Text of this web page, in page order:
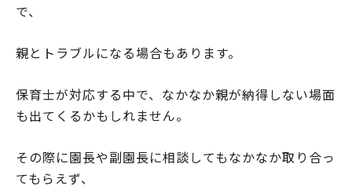
で、
親とトラブルになる場合もあります。
保育士が対応する中で、なかなか親が納得しない場面
も出てくるかもしれません。
その際に園長や副園長に相談してもなかなか取り合っ
てもらえず、